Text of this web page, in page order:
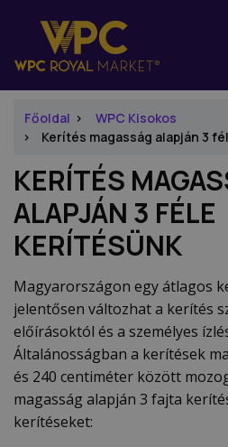
Főoldal
WPC Kisokos
Kerítés magasság alapján 3
KERÍTÉS
ALAPJÁN 3 FÉLE
KERÍTÉSÜNK
Magyarországon egy átlagos
jelentősen változhat a kerítés
előírásoktól és a személyes
Általánosságban a kerítések
és 240 centiméter között
magasság alapján 3 fajta
kerítéseket: